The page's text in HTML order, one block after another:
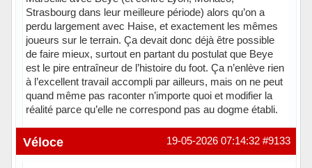
Strasbourg dans leur meilleure période) alors qu’on a
perdu largement avec Haise, et exactement les mêmes
joueurs sur le terrain. Ça devait donc déjà être possible
de faire mieux, surtout en partant du postulat que Beye
est le pire entraîneur de l’histoire du foot. Ça n’enlève rien
à l’excellent travail accompli par ailleurs, mais on ne peut
quand même pas raconter n’importe quoi et modifier la
réalité parce qu’elle ne correspond pas au dogme établi.
Hors ligne #9133
19-05-2026 07:14:32
Véloce